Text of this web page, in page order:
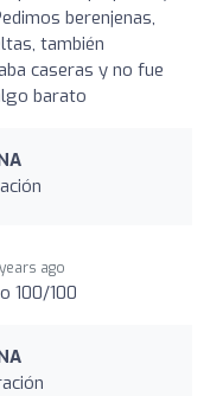
berenjenas,
también
caseras y no fue
barato
ago
100/100